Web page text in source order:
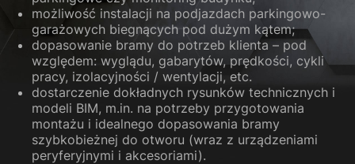
możliwość instalacji na podjazdach parkingowo-
garażowych biegnących pod dużym kątem;
dopasowanie bramy do potrzeb klienta – pod
względem: wyglądu, gabarytów, prędkości, cykli
pracy, izolacyjności / wentylacji, etc.
dostarczenie dokładnych rysunków technicznych i
modeli BIM, m.in. na potrzeby przygotowania
montażu i idealnego dopasowania bramy
szybkobieżnej do otworu (wraz z urządzeniami
peryferyjnymi i akcesoriami).